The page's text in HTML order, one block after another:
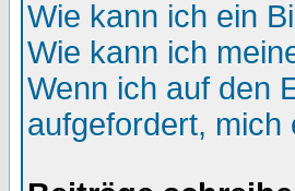
Wie kann ich ein
Wie kann ich
Wenn ich auf den
aufgefordert, mich